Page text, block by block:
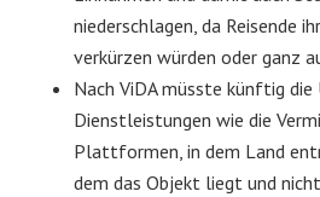
niederschlagen, da Reisende
verkürzen würden oder ganz
Nach ViDA müsste künftig
Dienstleistungen wie die
Plattformen, in dem Land
dem das Objekt liegt und